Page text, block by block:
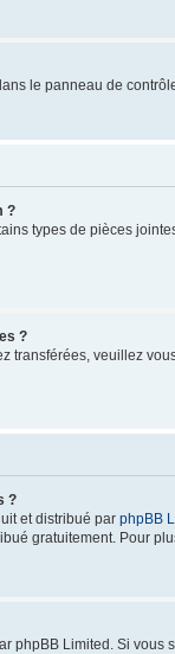
le panneau de
?
types de pièces
?
transférées, veuillez
?
et distribué par phpBB
gratuitement. Pour
phpBB Limited. Si